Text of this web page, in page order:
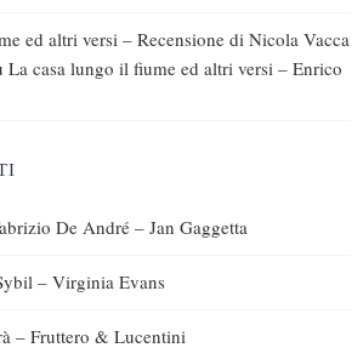
ed altri versi – Recensione di Nicola Vacca
La casa lungo il fiume ed altri versi – Enrico
De André – Jan Gaggetta
– Virginia Evans
– Fruttero & Lucentini